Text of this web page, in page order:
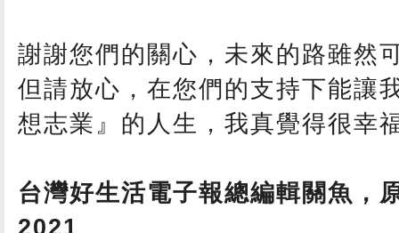
謝謝您們的關心，未來的路雖然
但請放心，在您們的支持下能讓
想志業』的人生，我真覺得很幸
台灣好生活電子報總編輯關魚，
2021